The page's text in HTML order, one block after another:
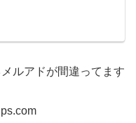
ルアドが間違ってます